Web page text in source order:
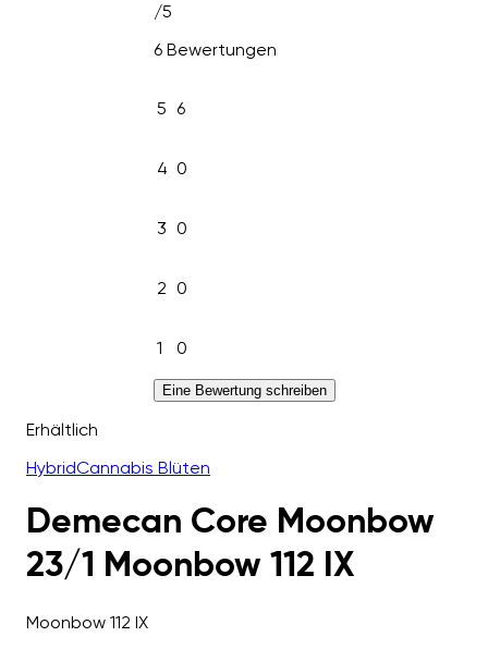
/5
6 Bewertungen
5 6
4 0
3 0
2 0
1 0
Eine Bewertung schreiben
Erhältlich
HybridCannabis Blüten
Demecan Core Moonbow
23/1 Moonbow 112 IX
Moonbow 112 IX